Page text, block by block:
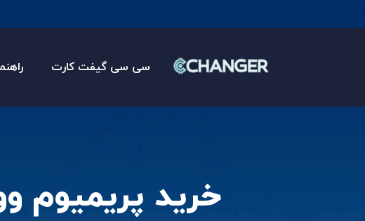
سی سی گیفت کارت
خرید پریمیوم ووچر با